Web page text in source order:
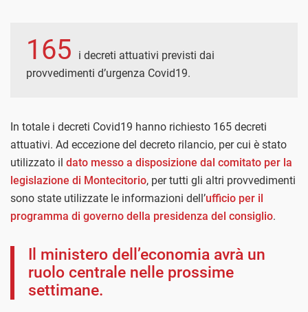
165
i decreti attuativi previsti dai
provvedimenti d’urgenza Covid19.
In totale i decreti Covid19 hanno richiesto 165 decreti
attuativi. Ad eccezione del decreto rilancio, per cui è stato
utilizzato il dato messo a disposizione dal comitato per la
legislazione di Montecitorio, per tutti gli altri provvedimenti
sono state utilizzate le informazioni dell’ufficio per il
programma di governo della presidenza del consiglio.
Il ministero dell’economia avrà un
ruolo centrale nelle prossime
settimane.